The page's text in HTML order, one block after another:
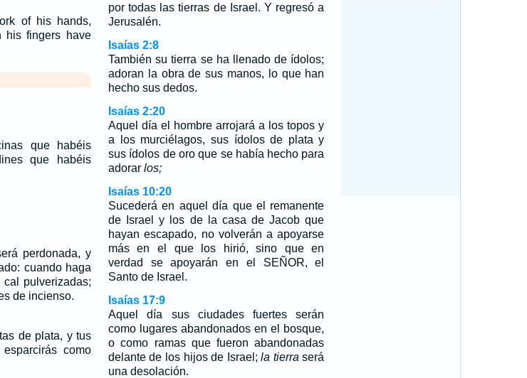
of his hands,
his fingers have
que habéis
que habéis
perdonada, y
cuando haga
pulverizadas;
de incienso.
de plata, y tus
como
por todas las tierras de Israel. Y regresó a
Jerusalén.
Isaías 2:8
También su tierra se ha llenado de ídolos;
adoran la obra de sus manos, lo que han
hecho sus dedos.
Isaías 2:20
Aquel día el hombre arrojará a los topos y
a los murciélagos, sus ídolos de plata y
sus ídolos de oro que se había hecho para
adorar los;
Isaías 10:20
Sucederá en aquel día que el remanente
de Israel y los de la casa de Jacob que
hayan escapado, no volverán a apoyarse
más en el que los hirió, sino que en
verdad se apoyarán en el SEÑOR, el
Santo de Israel.
Isaías 17:9
Aquel día sus ciudades fuertes serán
como lugares abandonados en el bosque,
o como ramas que fueron abandonadas
delante de los hijos de Israel;la tierra será
una desolación.